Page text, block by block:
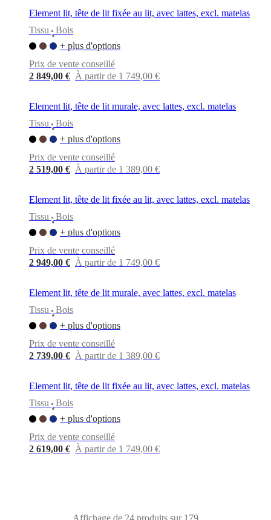
Element lit, tête de lit fixée au lit, avec lattes, excl. matelas
Tissu
•
Bois
+ plus d'options
Prix de vente conseillé
2 849,00 € À partir de 1 749,00 €
Element lit, tête de lit murale, avec lattes, excl. matelas
Tissu
•
Bois
+ plus d'options
Prix de vente conseillé
2 519,00 € À partir de 1 389,00 €
Element lit, tête de lit fixée au lit, avec lattes, excl. matelas
Tissu
•
Bois
+ plus d'options
Prix de vente conseillé
2 949,00 € À partir de 1 749,00 €
Element lit, tête de lit murale, avec lattes, excl. matelas
Tissu
•
Bois
+ plus d'options
Prix de vente conseillé
2 739,00 € À partir de 1 389,00 €
Element lit, tête de lit fixée au lit, avec lattes, excl. matelas
Tissu
•
Bois
+ plus d'options
Prix de vente conseillé
2 619,00 € À partir de 1 749,00 €